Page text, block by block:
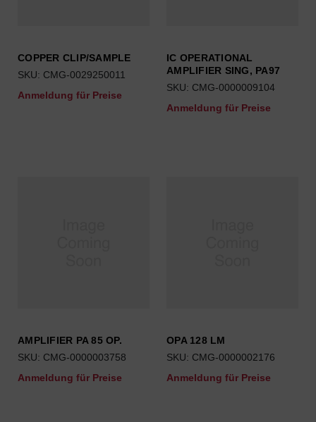
COPPER CLIP/SAMPLE
SKU: CMG-0029250011
Anmeldung für Preise
IC OPERATIONAL
AMPLIFIER SING, PA97
SKU: CMG-0000009104
Anmeldung für Preise
AMPLIFIER PA 85 OP.
SKU: CMG-0000003758
Anmeldung für Preise
OPA 128 LM
SKU: CMG-0000002176
Anmeldung für Preise